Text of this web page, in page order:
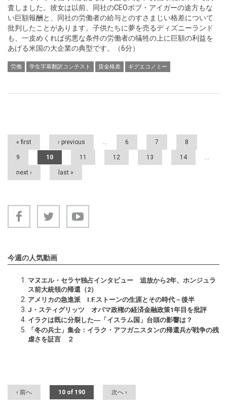
査しました。彼女は以前、同社のCEOボブ・アイガーの途方もな
い巨額報酬と、同社の労働者の給与とのすさまじい格差について
批判したことがあります。子供たちに夢を売るディズニーランド
も、一皮めくれば劣悪な条件の労働者の犠牲の上に巨額の利益を
あげる米国の大企業の典型です。（6分）
労働 学生字幕翻訳コンテスト 賃金格差 ギグエコノミー
Pages
« first ‹ previous … 6 7 8
9 10 11 12 13 14 …
next › last »
今週の人気動画
マヌエル・セラヤ独占インタビュー 追放から2年、ホンジュラ
ス前大統領の帰還（2）
アメリカの急進派 I.F.ストーンの生涯とその時代－後半
J・スティグリッツ オバマ政権の経済金融政策1年目を批評
イラクは既に分裂した―「イスラム国」台頭の影響は？
「冬の兵士」集会：イラク・アフガニスタンの帰還兵が戦争の残
虐さを証言 ２
‹ 前へ 10 of 190 次へ ›